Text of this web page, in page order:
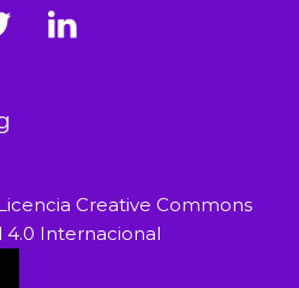
Creative Commons
Internacional